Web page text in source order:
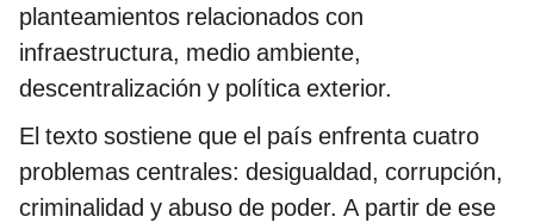
planteamientos relacionados con
infraestructura, medio ambiente,
descentralización y política exterior.
El texto sostiene que el país enfrenta cuatro
problemas centrales: desigualdad, corrupción,
criminalidad y abuso de poder. A partir de ese